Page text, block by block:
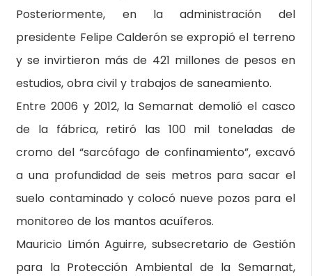
Posteriormente, en la administración del
presidente Felipe Calderón se expropió el terreno
y se invirtieron más de 421 millones de pesos en
estudios, obra civil y trabajos de saneamiento.
Entre 2006 y 2012, la Semarnat demolió el casco
de la fábrica, retiró las 100 mil toneladas de
cromo del “sarcófago de confinamiento”, excavó
a una profundidad de seis metros para sacar el
suelo contaminado y colocó nueve pozos para el
monitoreo de los mantos acuíferos.
Mauricio Limón Aguirre, subsecretario de Gestión
para la Protección Ambiental de la Semarnat,